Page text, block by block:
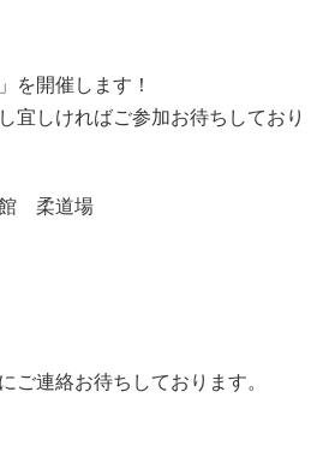
を開催します！
宜しければご参加お待ちしており
館 柔道場
ご連絡お待ちしております。